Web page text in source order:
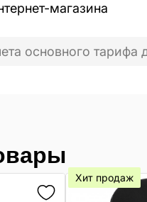
магазина
основного тарифа
Хит продаж